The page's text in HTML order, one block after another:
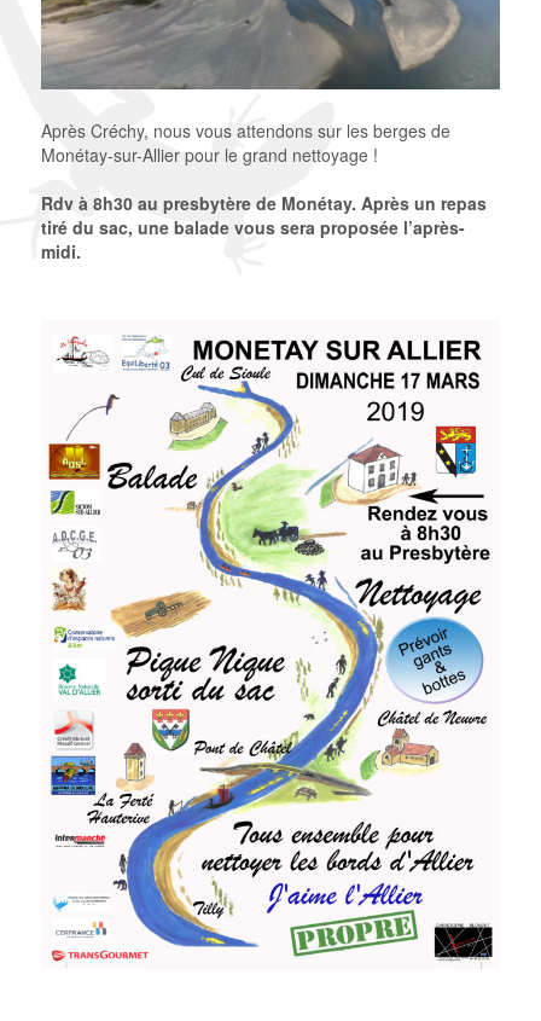
Après Créchy, nous vous attendons sur les berges de
Monétay-sur-Allier pour le grand nettoyage !
Rdv à 8h30 au presbytère de Monétay. Après un repas
tiré du sac, une balade vous sera proposée l’après-
midi.